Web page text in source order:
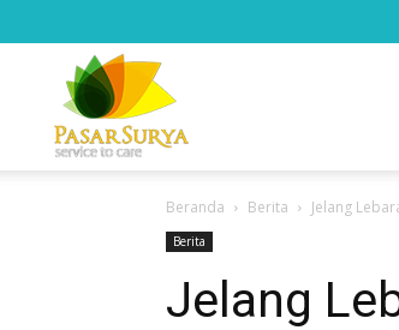
Surya
Beranda Berita Jelang
Berita
Jelang